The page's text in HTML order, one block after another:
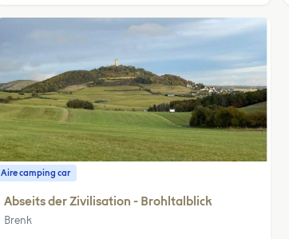
Aire camping car
Abseits der Zivilisation - Brohltalblick
Brenk